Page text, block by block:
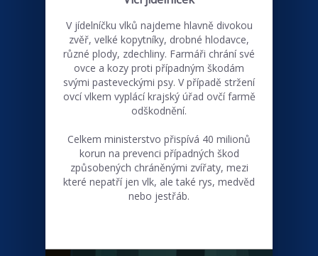
V jídelníčku vlků najdeme hlavně divokou
zvěř, velké kopytníky, drobné hlodavce,
různé plody, zdechliny. Farmáři chrání své
ovce a kozy proti případným škodám
svými pasteveckými psy. V případě stržení
ovcí vlkem vyplácí krajský úřad ovčí farmě
odškodnění.
Celkem ministerstvo přispívá 40 milionů
korun na prevenci případných škod
způsobených chráněnými zvířaty, mezi
které nepatří jen vlk, ale také rys, medvěd
nebo jestřáb.